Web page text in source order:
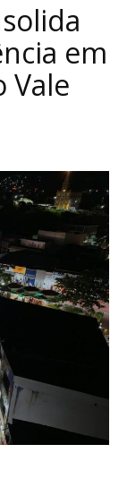
em
Vale